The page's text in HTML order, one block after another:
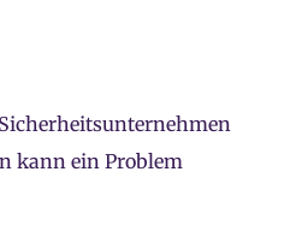
kann ein Problem